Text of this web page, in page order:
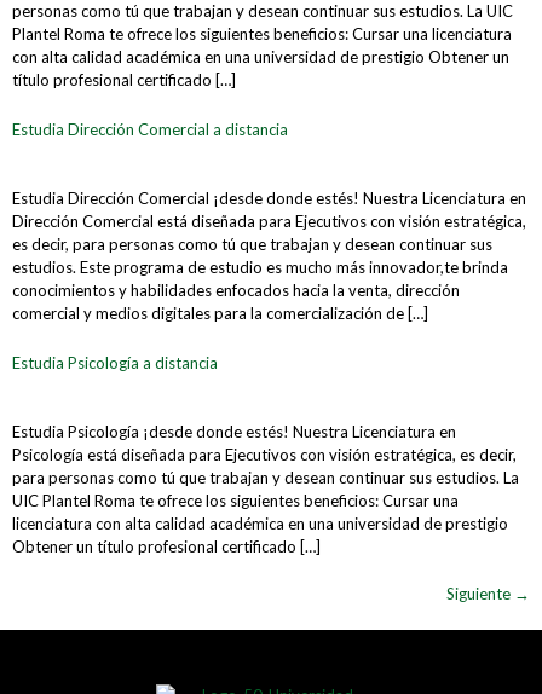
personas como tú que trabajan y desean continuar sus estudios. La UIC
Plantel Roma te ofrece los siguientes beneficios: Cursar una licenciatura
con alta calidad académica en una universidad de prestigio Obtener un
título profesional certificado […]
Estudia Dirección Comercial a distancia
Estudia Dirección Comercial ¡desde donde estés! Nuestra Licenciatura en
Dirección Comercial está diseñada para Ejecutivos con visión estratégica,
es decir, para personas como tú que trabajan y desean continuar sus
estudios. Este programa de estudio es mucho más innovador,te brinda
conocimientos y habilidades enfocados hacia la venta, dirección
comercial y medios digitales para la comercialización de […]
Estudia Psicología a distancia
Estudia Psicología ¡desde donde estés! Nuestra Licenciatura en
Psicología está diseñada para Ejecutivos con visión estratégica, es decir,
para personas como tú que trabajan y desean continuar sus estudios. La
UIC Plantel Roma te ofrece los siguientes beneficios: Cursar una
licenciatura con alta calidad académica en una universidad de prestigio
Obtener un título profesional certificado […]
Siguiente →